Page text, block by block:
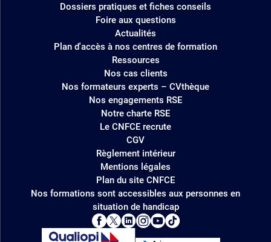
Dossiers pratiques et fiches conseils
Foire aux questions
Actualités
Plan d'accès à nos centres de formation
Ressources
Nos cas clients
Nos formateurs experts – CVthèque
Nos engagements RSE
Notre charte RSE
Le CNFCE recrute
CGV
Règlement intérieur
Mentions légales
Plan du site CNFCE
Nos formations sont accessibles aux personnes en
situation de handicap